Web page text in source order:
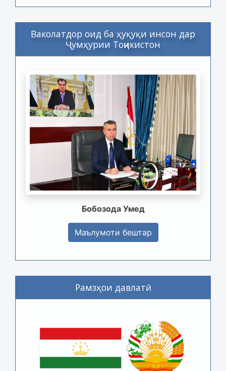
Ваколатдор оид ба ҳуқуқи инсон дар
Ҷумҳурии Тоҷикистон
Бобозода Умед
Маълумоти бештар
Рамзҳои давлатӣ